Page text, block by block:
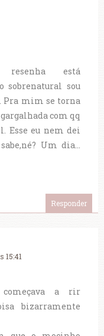
está
sobrenatural sou
Pra mim se torna
com qq
Esse eu nem dei
Um dia...
Responder
15:41
começava a rir
bizarramente